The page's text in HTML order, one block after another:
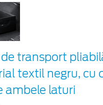
transport
textil negru, cu
ambele laturi